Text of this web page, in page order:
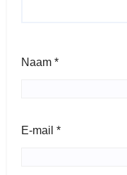
Naam *
E-mail *